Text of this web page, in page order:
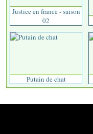
Justice en france - saison
02
Putain de chat